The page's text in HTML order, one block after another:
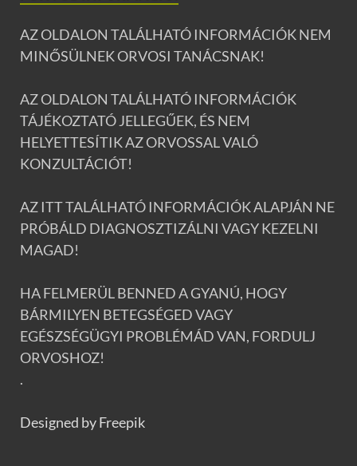
AZ OLDALON TALÁLHATÓ INFORMÁCIÓK NEM
MINŐSÜLNEK ORVOSI TANÁCSNAK!
AZ OLDALON TALÁLHATÓ INFORMÁCIÓK
TÁJÉKOZTATÓ JELLEGŰEK, ÉS NEM
HELYETTESÍTIK AZ ORVOSSAL VALÓ
KONZULTÁCIÓT!
AZ ITT TALÁLHATÓ INFORMÁCIÓK ALAPJÁN NE
PRÓBÁLD DIAGNOSZTIZÁLNI VAGY KEZELNI
MAGAD!
HA FELMERÜL BENNED A GYANÚ, HOGY
BÁRMILYEN BETEGSÉGED VAGY
EGÉSZSÉGÜGYI PROBLÉMÁD VAN, FORDULJ
ORVOSHOZ!
.
Designed by Freepik